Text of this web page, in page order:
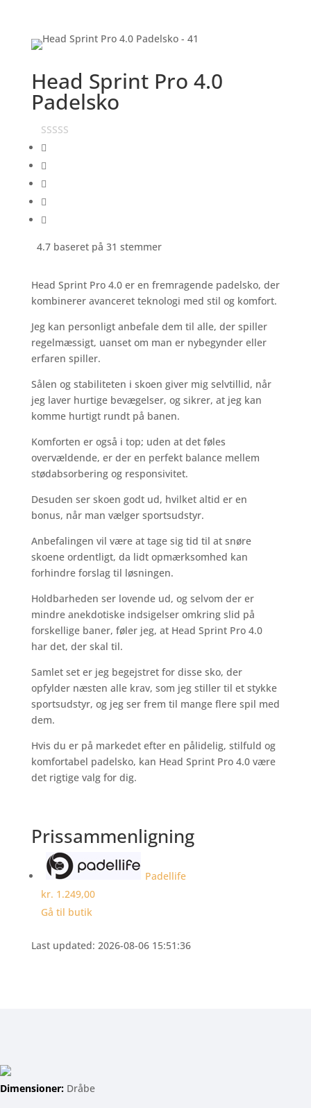
Head Sprint Pro 4.0
Padelsko
4.7 baseret på 31 stemmer
Head Sprint Pro 4.0 er en fremragende padelsko, der
kombinerer avanceret teknologi med stil og komfort.
Jeg kan personligt anbefale dem til alle, der spiller
regelmæssigt, uanset om man er nybegynder eller
erfaren spiller.
Sålen og stabiliteten i skoen giver mig selvtillid, når
jeg laver hurtige bevægelser, og sikrer, at jeg kan
komme hurtigt rundt på banen.
Komforten er også i top; uden at det føles
overvældende, er der en perfekt balance mellem
stødabsorbering og responsivitet.
Desuden ser skoen godt ud, hvilket altid er en
bonus, når man vælger sportsudstyr.
Anbefalingen vil være at tage sig tid til at snøre
skoene ordentligt, da lidt opmærksomhed kan
forhindre forslag til løsningen.
Holdbarheden ser lovende ud, og selvom der er
mindre anekdotiske indsigelser omkring slid på
forskellige baner, føler jeg, at Head Sprint Pro 4.0
har det, der skal til.
Samlet set er jeg begejstret for disse sko, der
opfylder næsten alle krav, som jeg stiller til et stykke
sportsudstyr, og jeg ser frem til mange flere spil med
dem.
Hvis du er på markedet efter en pålidelig, stilfuld og
komfortabel padelsko, kan Head Sprint Pro 4.0 være
det rigtige valg for dig.
Prissammenligning
Padellife
kr. 1.249,00
Gå til butik
Last updated: 2026-08-06 15:51:36
Dimensioner: Dråbe